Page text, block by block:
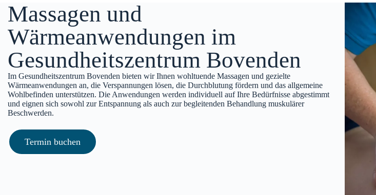
Massagen und
Wärmeanwendungen im
Gesundheitszentrum Bovenden
Im Gesundheitszentrum Bovenden bieten wir Ihnen wohltuende Massagen und gezielte
Wärmeanwendungen an, die Verspannungen lösen, die Durchblutung fördern und das allgemeine
Wohlbefinden unterstützen. Die Anwendungen werden individuell auf Ihre Bedürfnisse abgestimmt
und eignen sich sowohl zur Entspannung als auch zur begleitenden Behandlung muskulärer
Beschwerden.
Termin buchen